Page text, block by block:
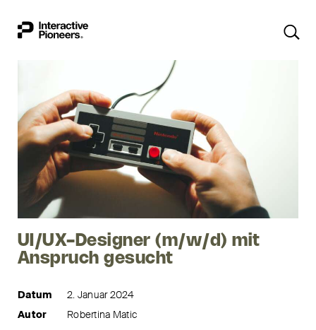
UI/UX-Designer (m/w/d) mit
Anspruch gesucht
Datum
2. Januar 2024
Autor
Robertina Matic